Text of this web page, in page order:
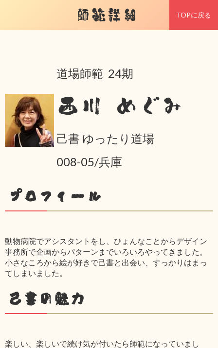
師範詳細 TOPに戻る
道場師範 24期
西川 めぐみ
己書 ゆったり道場
008-05/兵庫
プロフィール
動物病院でアシスタントをし、ひょんなことからデザイン
事務所で企画からパターンまでいろいろやってきました。
小さなころから絵が好きで己書と出会い、すっかりはまっ
てしまいました。
己書の魅力
楽しい、楽しいで続け気が付いたら師範になっていまし